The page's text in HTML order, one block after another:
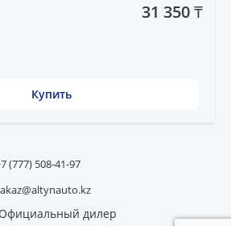
31 350 ₸
Купить
(777) 508-41-97
дилер